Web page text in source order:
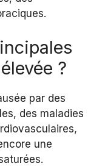
?
par des
des maladies
une